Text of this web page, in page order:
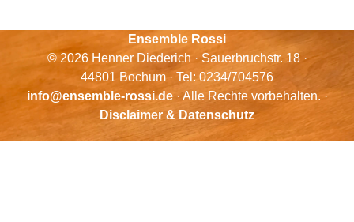
Ensemble Rossi
© 2026 Henner Diederich · Sauerbruchstr. 18 ·
44801 Bochum · Tel: 0234/704576
info@ensemble-rossi.de· Alle Rechte vorbehalten. ·
Disclaimer & Datenschutz